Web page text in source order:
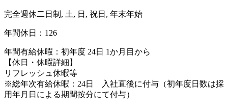
完全週休二日制, 土, 日, 祝日, 年末年始
年間休日：126
年間有給休暇：初年度 24日 1か月目から
【休日・休暇詳細】
リフレッシュ休暇等
※総年次有給休暇：24日 入社直後に付与（初年度日数は採
用年月日による期間按分にて付与）